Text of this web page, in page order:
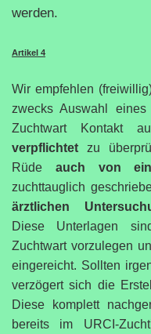
werden.
Artikel 4
Wir empfehlen
zwecks Auswahl
Zuchtwart Kontakt
verpflichtet zu
Rüde auch von
zuchttauglich
ärztlichen
Diese Unterlagen
Zuchtwart vorzulegen
eingereicht. Sollten
verzögert sich die
Diese komplett
bereits im URCI-